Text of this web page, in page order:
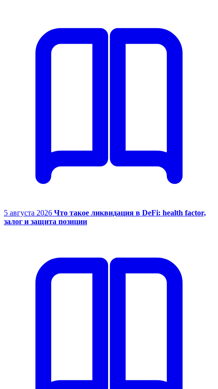
5 августа 2026 Что такое ликвидация в DeFi: health factor,
залог и защита позиции